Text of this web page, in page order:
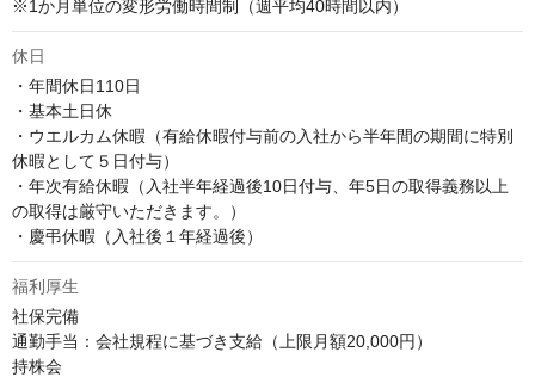
※1か月単位の変形労働時間制（週平均40時間以内）
休日
・年間休日110日
・基本土日休
・ウエルカム休暇（有給休暇付与前の入社から半年間の期間に特別
休暇として５日付与）
・年次有給休暇（入社半年経過後10日付与、年5日の取得義務以上
の取得は厳守いただきます。）
・慶弔休暇（入社後１年経過後）
福利厚生
社保完備
通勤手当：会社規程に基づき支給（上限月額20,000円）
持株会